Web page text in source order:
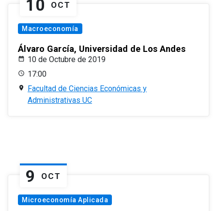
10 OCT
Macroeconomía
Álvaro García, Universidad de Los Andes
10 de Octubre de 2019
17:00
Facultad de Ciencias Económicas y
Administrativas UC
9 OCT
Microeconomía Aplicada